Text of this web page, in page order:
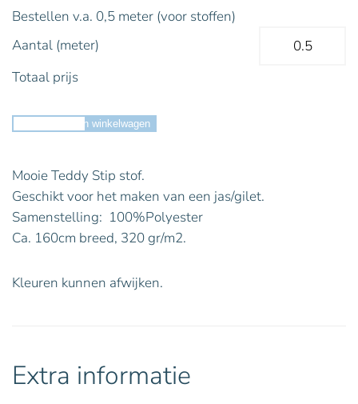
Bestellen v.a. 0,5 meter (voor stoffen)
Aantal (meter)
Totaal prijs
Toevoegen aan winkelwagen
Mooie Teddy Stip stof.
Geschikt voor het maken van een jas/gilet.
Samenstelling: 100%Polyester
Ca. 160cm breed, 320 gr/m2.
Kleuren kunnen afwijken.
Extra informatie